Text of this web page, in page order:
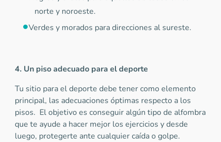
norte y noroeste.
Verdes y morados para direcciones al sureste.
4. Un piso adecuado para el deporte
Tu sitio para el deporte debe tener como elemento
principal, las adecuaciones óptimas respecto a los
pisos. El objetivo es conseguir algún tipo de alfombra
que te ayude a hacer mejor los ejercicios y desde
luego, protegerte ante cualquier caída o golpe.